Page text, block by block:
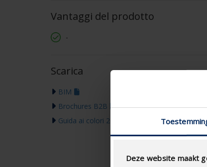
Deze website maakt
Vantaggi del prodotto
-
Scarica
BIM
Brochures B2B
Guida ai colori 2026